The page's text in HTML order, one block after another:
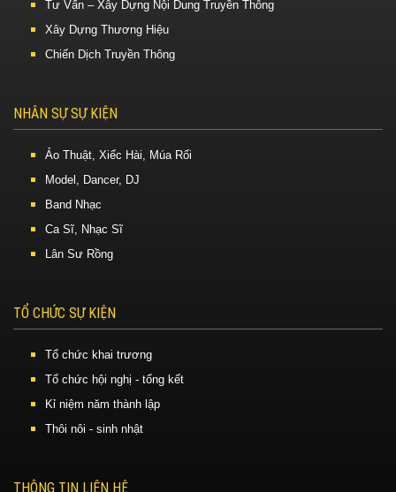
Tư Vấn – Xây Dựng Nội Dung Truyền Thông
Xây Dựng Thương Hiệu
Chiến Dịch Truyền Thông
NHÂN SỰ SỰ KIỆN
Ảo Thuật, Xiếc Hài, Múa Rối
Model, Dancer, DJ
Band Nhạc
Ca Sĩ, Nhạc Sĩ
Lân Sư Rồng
TỔ CHỨC SỰ KIỆN
Tổ chức khai trương
Tổ chức hội nghị - tổng kết
Kỉ niệm năm thành lập
Thôi nôi - sinh nhật
THÔNG TIN LIÊN HỆ